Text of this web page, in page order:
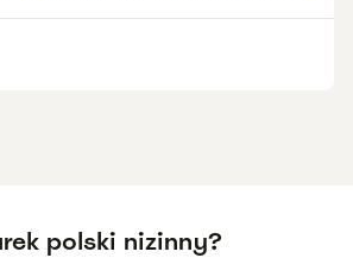
polski nizinny?